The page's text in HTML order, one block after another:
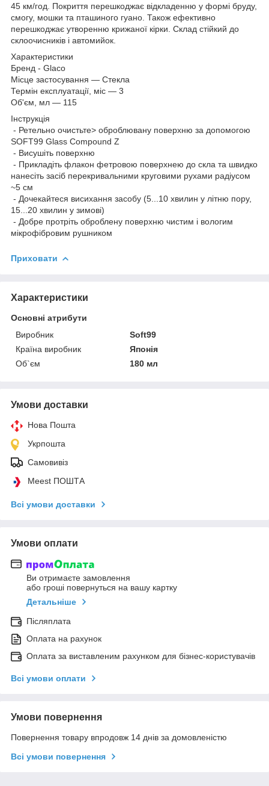
45 км/год. Покриття перешкоджає відкладенню у формі бруду,
смогу, мошки та пташиного гуано. Також ефективно
перешкоджає утворенню крижаної кірки. Склад стійкий до
склоочисників і автомийок.
Характеристики
Бренд - Glaco
Місце застосування — Стекла
Термін експлуатації, міс — 3
Об'єм, мл — 115
Інструкція
- Ретельно очистьте> оброблювану поверхню за допомогою
SOFT99 Glass Compound Z
- Висушіть поверхню
- Прикладіть флакон фетровою поверхнею до скла та швидко
нанесіть засіб перекривальними круговими рухами радіусом
~5 см
- Дочекайтеся висихання засобу (5...10 хвилин у літню пору,
15...20 хвилин у зимові)
- Добре протріть оброблену поверхню чистим і вологим
мікрофібровим рушником
Приховати
Характеристики
Основні атрибути
Виробник
Soft99
Країна виробник
Японія
Об`єм
180 мл
Умови доставки
Нова Пошта
Укрпошта
Самовивіз
Meest ПОШТА
Всі умови доставки
Умови оплати
Ви отримаєте замовлення
або гроші повернуться на вашу картку
Детальніше
Післяплата
Оплата на рахунок
Оплата за виставленим рахунком для бізнес-користувачів
Всі умови оплати
Умови повернення
Повернення товару впродовж 14 днів за домовленістю
Всі умови повернення